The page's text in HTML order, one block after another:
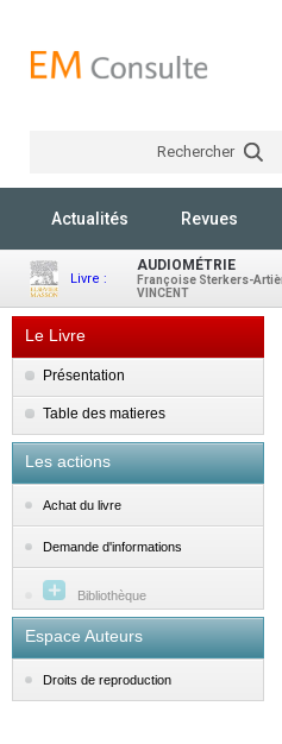
Rechercher
Actualités Revues
Livre :
AUDIOMÉTRIE
Françoise Sterkers-
VINCENT
Le Livre
Présentation
Table des matieres
Les actions
Achat du livre
Demande d'informations
Bibliothèque
Espace Auteurs
Droits de reproduction